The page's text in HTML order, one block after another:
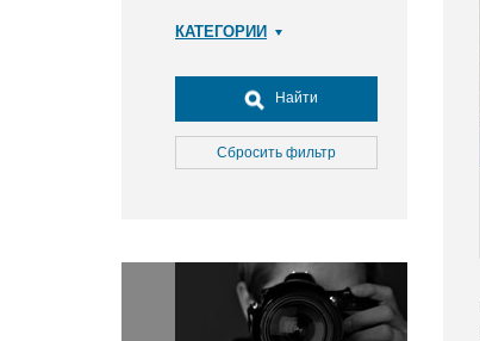
КАТЕГОРИИ
Досуг, туризм и отдых
Культура
Медицина
Окружающая среда
Политика
Правосудие
Найти
Сбросить фильтр